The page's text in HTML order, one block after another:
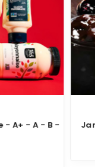
bantları
Packaging Line - A+